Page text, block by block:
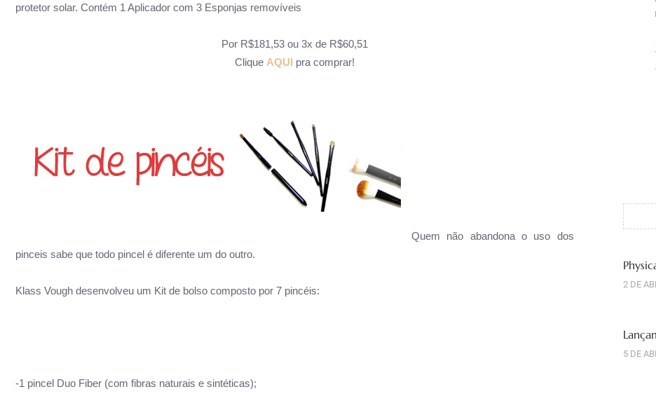
protetor solar. Contém 1 Aplicador com 3 Esponjas removíveis
Por R$181,53 ou 3x de R$60,51
Clique AQUI pra comprar!
Quem não abandona o uso dos
pinceis sabe que todo pincel é diferente um do outro.
Klass Vough desenvolveu um Kit de bolso composto por 7 pincéis:
-1 pincel Duo Fiber (com fibras naturais e sintéticas);
2 DE
5 DE